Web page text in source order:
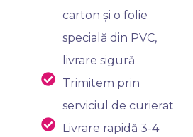
carton și o folie
specială din PVC,
livrare sigură
Trimitem prin
serviciul de curierat
Livrare rapidă 3-4